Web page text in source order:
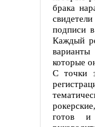
брака
подписи
Каждый
которые
С точки
готов